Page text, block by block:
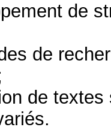
de
de
de textes